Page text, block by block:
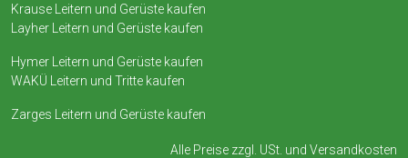
Krause Leitern und Gerüste kaufen
Layher Leitern und Gerüste kaufen
Hymer Leitern und Gerüste kaufen
WAKÜ Leitern und Tritte kaufen
Zarges Leitern und Gerüste kaufen
Alle Preise zzgl. USt. und Versandkosten